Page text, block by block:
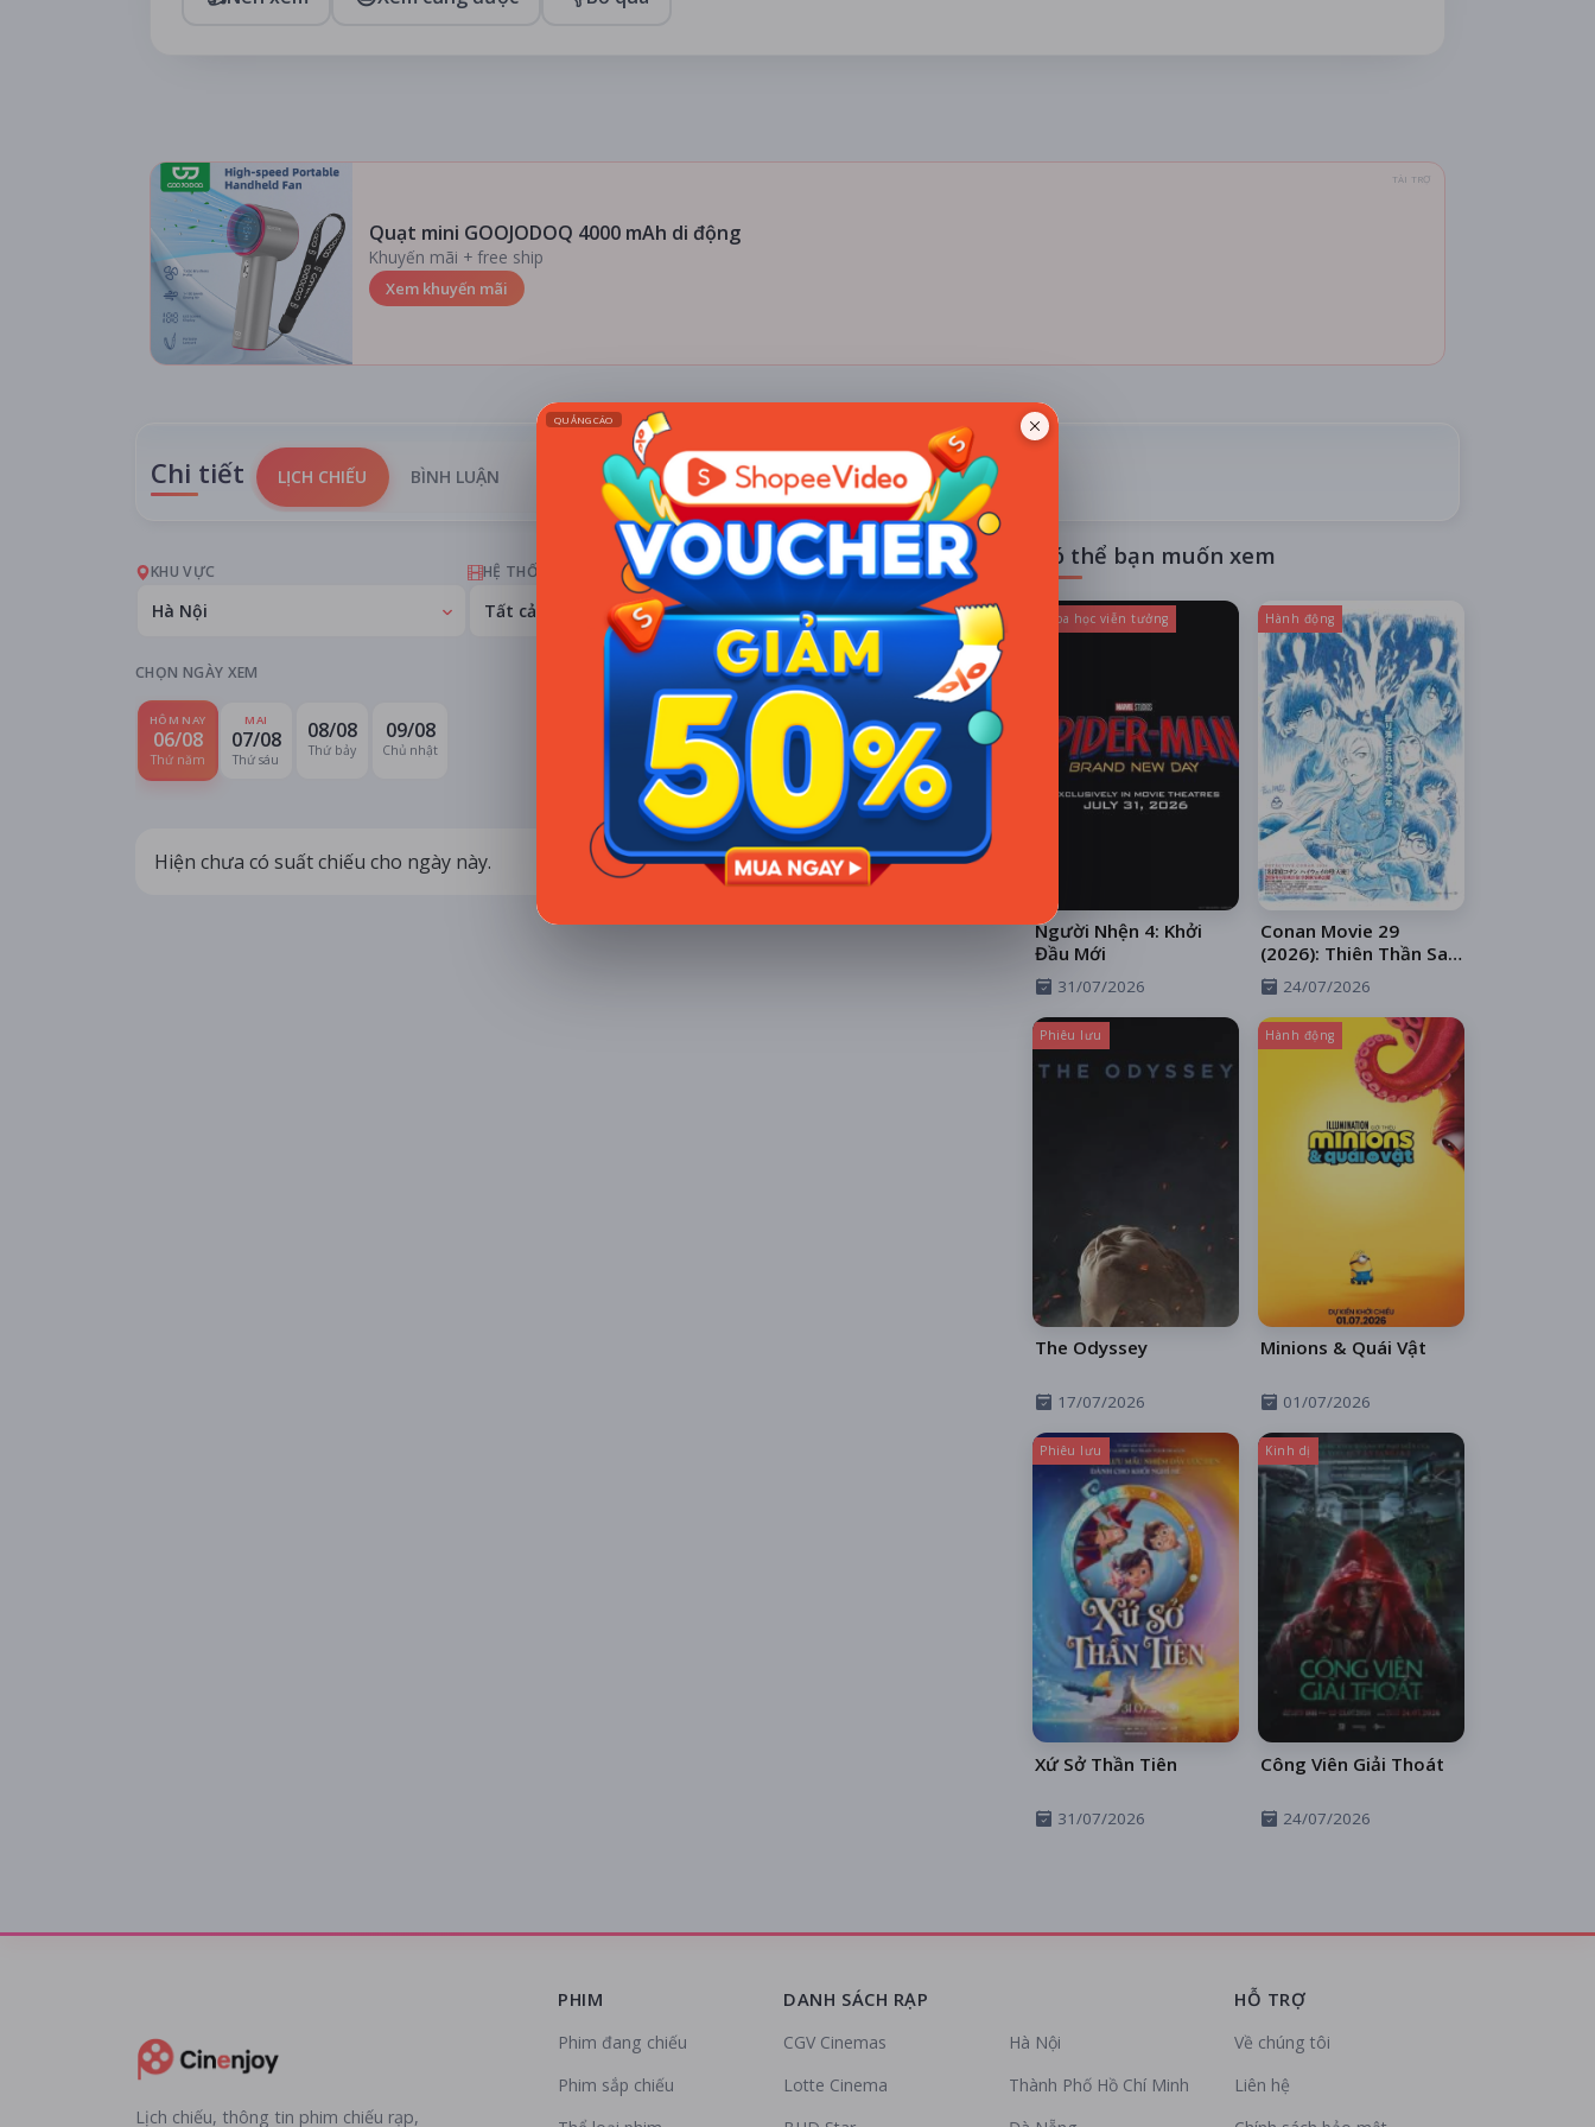
TÀI TRỢ
Quạt mini GOOJODOQ 4000 mAh di động
Khuyến mãi + free ship
Xem khuyến mãi
Chi tiết LỊCH CHIẾU BÌNH LUẬN ĐÁNH GIÁ TIN TỨC
KHU VỰC
Hà Nội
HỆ THỐNG RẠP
Tất cả hệ thống
CHỌN NGÀY XEM
HÔM NAY
06/08
Thứ năm
MAI
07/08
Thứ sáu
08/08
Thứ bảy
09/08
Chủ nhật
Hiện chưa có suất chiếu cho ngày này.
Có thể bạn muốn xem
Khoa học viễn tưởng
Người Nhện 4: Khởi
Đầu Mới
31/07/2026
Hành động
Conan Movie 29
(2026): Thiên Thần Sa
Ngã Trên Xa Lộ
24/07/2026
Phiêu lưu
The Odyssey
17/07/2026
Hành động
Minions & Quái Vật
01/07/2026
Phiêu lưu
Xứ Sở Thần Tiên
31/07/2026
Kinh dị
Công Viên Giải Thoát
24/07/2026
Lịch chiếu, thông tin phim chiếu rạp,
DANH SÁCH RẠP
CGV Cinemas
Lotte Cinema
Hà Nội
Thành Phố Hồ Chí Minh
HỖ TRỢ
Về chúng tôi
Liên hệ
PHIM
Phim đang chiếu
Phim sắp chiếu